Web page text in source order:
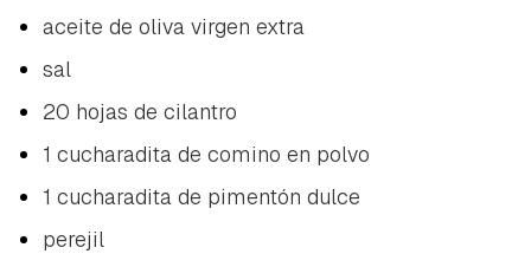
aceite de oliva virgen extra
sal
20 hojas de cilantro
1 cucharadita de comino en polvo
1 cucharadita de pimentón dulce
perejil